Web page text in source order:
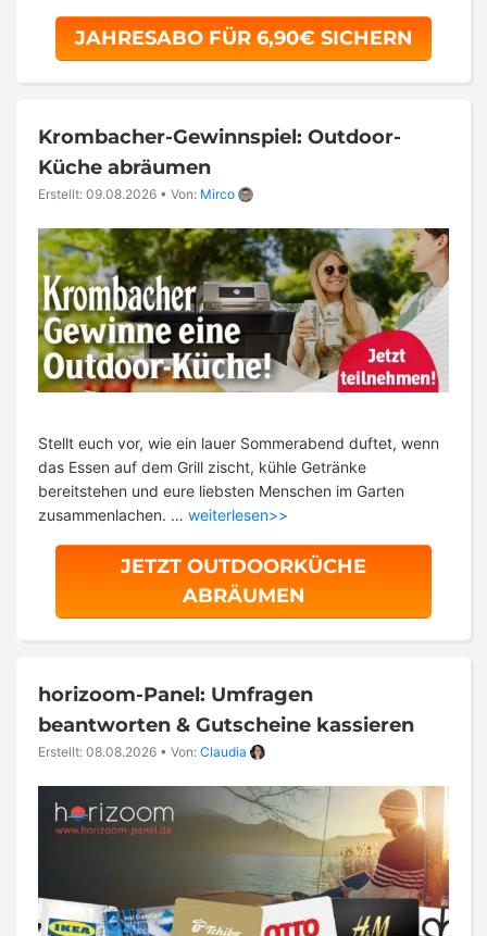
JAHRESABO FÜR 6,90€ SICHERN
Krombacher-Gewinnspiel: Outdoor-
Küche abräumen
Erstellt: 09.08.2026 • Von: Mirco
Stellt euch vor, wie ein lauer Sommerabend duftet, wenn
das Essen auf dem Grill zischt, kühle Getränke
bereitstehen und eure liebsten Menschen im Garten
zusammenlachen. … weiterlesen>>
JETZT OUTDOORKÜCHE
ABRÄUMEN
horizoom-Panel: Umfragen
beantworten & Gutscheine kassieren
Erstellt: 08.08.2026 • Von: Claudia